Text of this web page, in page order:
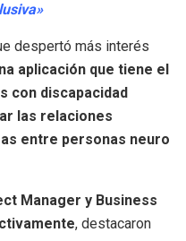
despertó más interés
aplicación que tiene el
con discapacidad
las relaciones
entre personas neuro
Manager y Business
, destacaron